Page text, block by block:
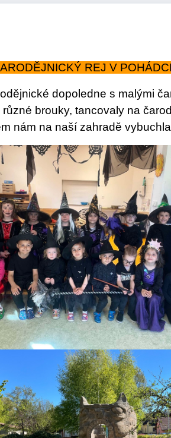
REJ V
dopoledne s malými
brouky, tancovaly na
nám na naší zahradě